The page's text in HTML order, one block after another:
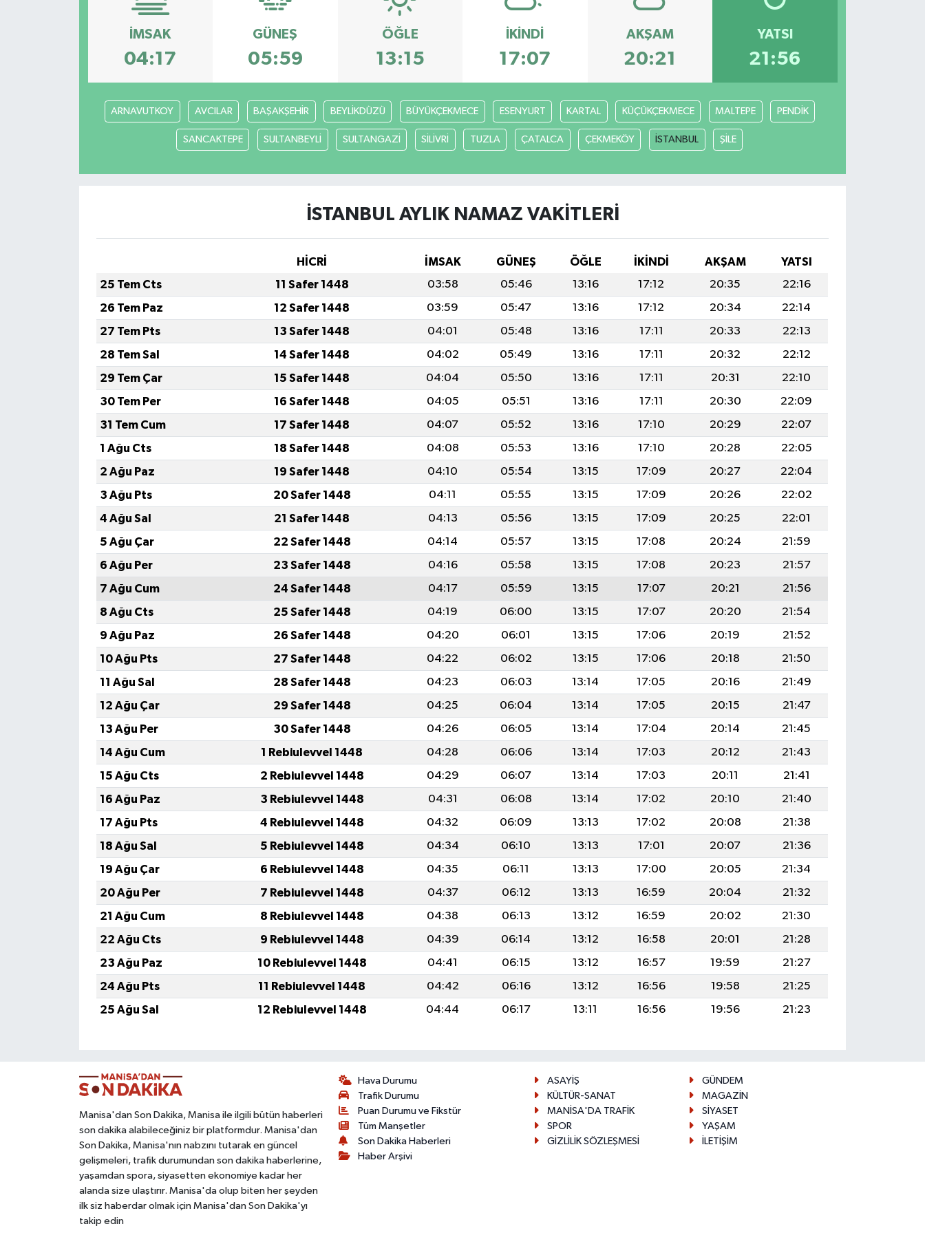
İMSAK
04:17
GÜNEŞ
05:59
ÖĞLE
13:15
İKINDI
17:07
AKŞAM
20:21
YATSI
21:56
ARNAVUTKOY AVCILAR BAŞAKŞEHİR BEYLİKDÜZÜ BÜYÜKÇEKMECE ESENYURT KARTAL KÜÇÜKÇEKMECE MALTEPE PENDİK
SANCAKTEPE SULTANBEYLİ SULTANGAZİ SİLİVRİ TUZLA ÇATALCA ÇEKMEKÖY İSTANBUL ŞİLE
İSTANBUL AYLIK NAMAZ VAKITLERI
HİCRİ İMSAK GÜNEŞ ÖĞLE İKINDI AKŞAM
YATSI
25 Tem Cts
11 Safer 1448 03:58 05:46 13:16 17:12 20:35
22:16
26 Tem Paz
12 Safer 1448 03:59 05:47 13:16 17:12 20:34
22:14
27 Tem Pts
13 Safer 1448 04:01 05:48 13:16 17:11 20:33
22:13
28 Tem Sal
14 Safer 1448 04:02 05:49 13:16 17:11 20:32
22:12
29 Tem Çar
15 Safer 1448 04:04 05:50 13:16 17:11 20:31
22:10
30 Tem Per
16 Safer 1448 04:05 05:51 13:16 17:11 20:30
22:09
31 Tem Cum
17 Safer 1448 04:07 05:52 13:16 17:10 20:29
22:07
1 Ağu Cts
18 Safer 1448 04:08 05:53 13:16 17:10 20:28
22:05
2 Ağu Paz
19 Safer 1448 04:10 05:54 13:15 17:09 20:27
22:04
3 Ağu Pts
20 Safer 1448 04:11 05:55 13:15 17:09 20:26
22:02
4 Ağu Sal
21 Safer 1448 04:13 05:56 13:15 17:09 20:25
22:01
5 Ağu Çar
22 Safer 1448 04:14 05:57 13:15 17:08 20:24
21:59
6 Ağu Per
23 Safer 1448 04:16 05:58 13:15 17:08 20:23
21:57
7 Ağu Cum
24 Safer 1448 04:17 05:59 13:15 17:07 20:21
21:56
8 Ağu Cts
25 Safer 1448 04:19 06:00 13:15 17:07 20:20
21:54
9 Ağu Paz
26 Safer 1448 04:20 06:01 13:15 17:06 20:19
21:52
10 Ağu Pts
27 Safer 1448 04:22 06:02 13:15 17:06 20:18
21:50
11 Ağu Sal
28 Safer 1448 04:23 06:03 13:14 17:05 20:16
21:49
12 Ağu Çar
29 Safer 1448 04:25 06:04 13:14 17:05 20:15
21:47
13 Ağu Per
30 Safer 1448 04:26 06:05 13:14 17:04 20:14
21:45
14 Ağu Cum
1 Rebiulevvel 1448 04:28 06:06 13:14 17:03 20:12
21:43
15 Ağu Cts
2 Rebiulevvel 1448 04:29 06:07 13:14 17:03 20:11
21:41
16 Ağu Paz
3 Rebiulevvel 1448 04:31 06:08 13:14 17:02 20:10
21:40
17 Ağu Pts
4 Rebiulevvel 1448 04:32 06:09 13:13 17:02 20:08
21:38
18 Ağu Sal
5 Rebiulevvel 1448 04:34 06:10 13:13 17:01 20:07
21:36
19 Ağu Çar
6 Rebiulevvel 1448 04:35 06:11 13:13 17:00 20:05
21:34
20 Ağu Per
7 Rebiulevvel 1448 04:37 06:12 13:13 16:59 20:04
21:32
21 Ağu Cum
8 Rebiulevvel 1448 04:38 06:13 13:12 16:59 20:02
21:30
22 Ağu Cts
9 Rebiulevvel 1448 04:39 06:14 13:12 16:58 20:01
21:28
23 Ağu Paz
10 Rebiulevvel 1448 04:41 06:15 13:12 16:57 19:59
21:27
24 Ağu Pts
11 Rebiulevvel 1448 04:42 06:16 13:12 16:56 19:58
21:25
25 Ağu Sal
12 Rebiulevvel 1448 04:44 06:17 13:11 16:56 19:56 21:23
Manisa'dan Son Dakika, Manisa ile ilgili bütün haberleri
son dakika alabileceğiniz bir platformdur. Manisa'dan
Son Dakika, Manisa'nın nabzını tutarak en güncel
gelişmeleri, trafik durumundan son dakika haberlerine,
yaşamdan spora, siyasetten ekonomiye kadar her
alanda size ulaştırır. Manisa'da olup biten her şeyden
ilk siz haberdar olmak için Manisa'dan Son Dakika'yı
takip edin
Hava Durumu
Trafik Durumu
Puan Durumu ve Fikstür
Tüm Manşetler
Son Dakika Haberleri
Haber Arşivi
ASAYİŞ
GÜNDEM
KÜLTÜR-SANAT
MAGAZİN
MANİSA'DA TRAFİK
SİYASET
SPOR
YAŞAM
GİZLİLİK SÖZLEŞMESİ
İLETİŞİM
GİZLİLİK SÖZLEŞMESİ